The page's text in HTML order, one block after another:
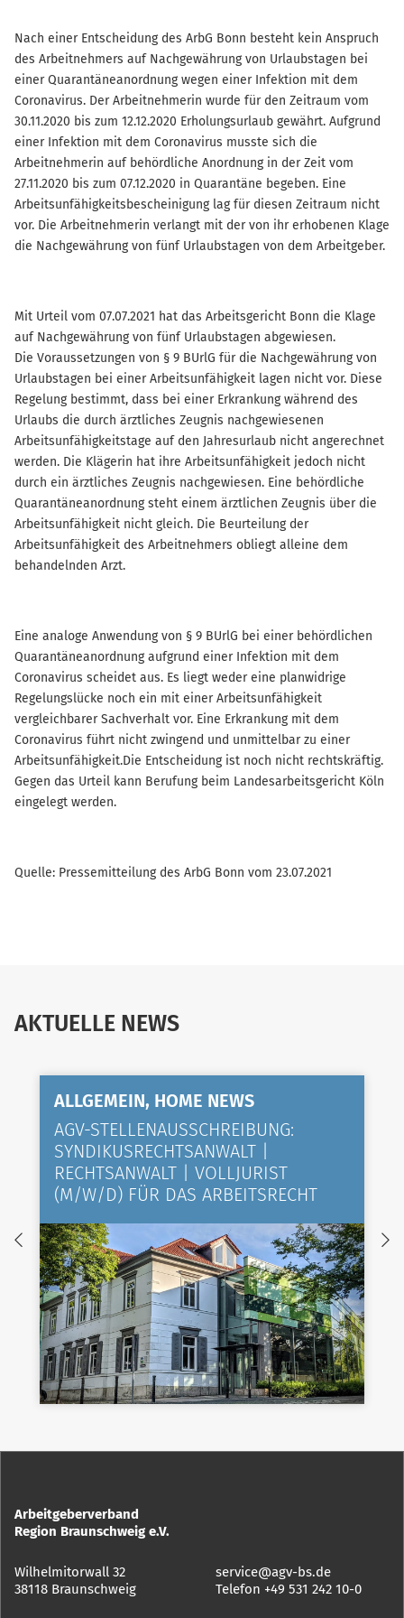
Nach einer Entscheidung des ArbG Bonn besteht kein Anspruch
des Arbeitnehmers auf Nachgewährung von Urlaubstagen bei
einer Quarantäneanordnung wegen einer Infektion mit dem
Coronavirus. Der Arbeitnehmerin wurde für den Zeitraum vom
30.11.2020 bis zum 12.12.2020 Erholungsurlaub gewährt. Aufgrund
einer Infektion mit dem Coronavirus musste sich die
Arbeitnehmerin auf behördliche Anordnung in der Zeit vom
27.11.2020 bis zum 07.12.2020 in Quarantäne begeben. Eine
Arbeitsunfähigkeitsbescheinigung lag für diesen Zeitraum nicht
vor. Die Arbeitnehmerin verlangt mit der von ihr erhobenen Klage
die Nachgewährung von fünf Urlaubstagen von dem Arbeitgeber.
Mit Urteil vom 07.07.2021 hat das Arbeitsgericht Bonn die Klage
auf Nachgewährung von fünf Urlaubstagen abgewiesen.
Die Voraussetzungen von § 9 BUrlG für die Nachgewährung von
Urlaubstagen bei einer Arbeitsunfähigkeit lagen nicht vor. Diese
Regelung bestimmt, dass bei einer Erkrankung während des
Urlaubs die durch ärztliches Zeugnis nachgewiesenen
Arbeitsunfähigkeitstage auf den Jahresurlaub nicht angerechnet
werden. Die Klägerin hat ihre Arbeitsunfähigkeit jedoch nicht
durch ein ärztliches Zeugnis nachgewiesen. Eine behördliche
Quarantäneanordnung steht einem ärztlichen Zeugnis über die
Arbeitsunfähigkeit nicht gleich. Die Beurteilung der
Arbeitsunfähigkeit des Arbeitnehmers obliegt alleine dem
behandelnden Arzt.
Eine analoge Anwendung von § 9 BUrlG bei einer behördlichen
Quarantäneanordnung aufgrund einer Infektion mit dem
Coronavirus scheidet aus. Es liegt weder eine planwidrige
Regelungslücke noch ein mit einer Arbeitsunfähigkeit
vergleichbarer Sachverhalt vor. Eine Erkrankung mit dem
Coronavirus führt nicht zwingend und unmittelbar zu einer
Arbeitsunfähigkeit.Die Entscheidung ist noch nicht rechtskräftig.
Gegen das Urteil kann Berufung beim Landesarbeitsgericht Köln
eingelegt werden.
Quelle: Pressemitteilung des ArbG Bonn vom 23.07.2021
AKTUELLE NEWS
ALLGEMEIN, HOME NEWS
AGV-STELLENAUSSCHREIBUNG:
SYNDIKUSRECHTSANWALT |
RECHTSANWALT | VOLLJURIST
(M/W/D) FÜR DAS ARBEITSRECHT
Arbeitgeberverband
Region Braunschweig e.V.
Wilhelmitorwall 32
38118 Braunschweig
service@agv-bs.de
Telefon +49 531 242 10-0